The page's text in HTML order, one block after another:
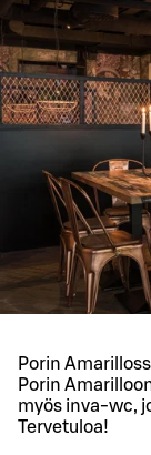
Porin
Porin
myös inva-wc,
Tervetuloa!